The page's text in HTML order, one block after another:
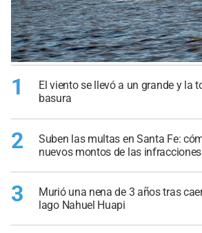
1
El viento se llevó a un grande y la
basura
2
Suben las multas en Santa Fe:
nuevos montos de las
3
Murió una nena de 3 años tras
lago Nahuel Huapi